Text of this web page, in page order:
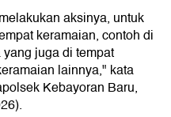
aksinya, untuk
keramaian, contoh di
juga di tempat
lainnya," kata
Kebayoran Baru,